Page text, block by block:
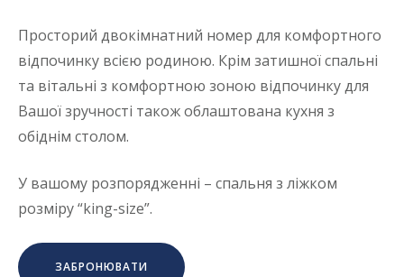
Просторий двокімнатний номер для комфортного
відпочинку всією родиною. Крім затишної спальні
та вітальні з комфортною зоною відпочинку для
Вашої зручності також облаштована кухня з
обіднім столом.
У вашому розпорядженні – спальня з ліжком
розміру “king-size”.
ЗАБРОНЮВАТИ